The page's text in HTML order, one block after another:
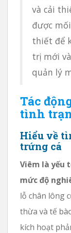
và cải
được
thiết để
trị mới
quản lý
Tác
tình
Hiểu về
trứng cá
Viêm là yếu
mức độ
lỗ chân lông
thừa và tế
kích hoạt